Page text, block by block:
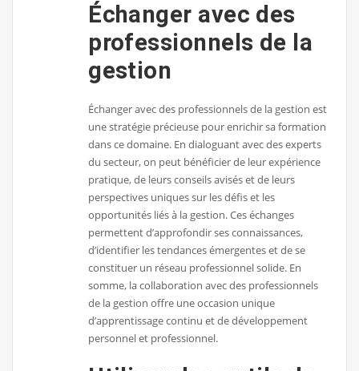
Échanger avec des
professionnels de la
gestion
Échanger avec des professionnels de la gestion est
une stratégie précieuse pour enrichir sa formation
dans ce domaine. En dialoguant avec des experts
du secteur, on peut bénéficier de leur expérience
pratique, de leurs conseils avisés et de leurs
perspectives uniques sur les défis et les
opportunités liés à la gestion. Ces échanges
permettent d’approfondir ses connaissances,
d’identifier les tendances émergentes et de se
constituer un réseau professionnel solide. En
somme, la collaboration avec des professionnels
de la gestion offre une occasion unique
d’apprentissage continu et de développement
personnel et professionnel.